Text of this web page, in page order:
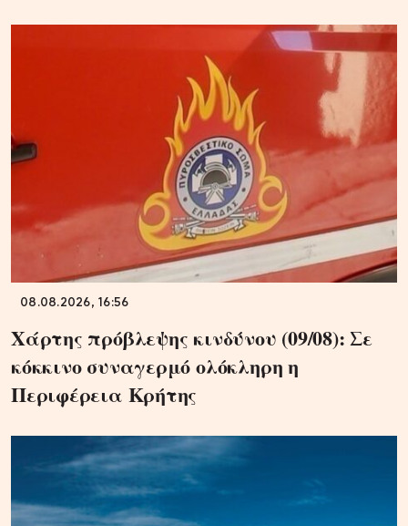
08.08.2026, 16:56
Χάρτης πρόβλεψης κινδύνου (09/08): Σε
κόκκινο συναγερμό ολόκληρη η
Περιφέρεια Κρήτης